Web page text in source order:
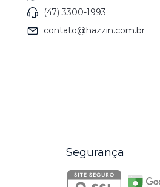
(47) 3300-1993
contato@hazzin.com.br
Segurança